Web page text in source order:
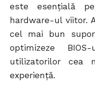
este esențială
hardware-ul viitor.
cel mai bun
optimizeze
utilizatorilor cea
experiență.